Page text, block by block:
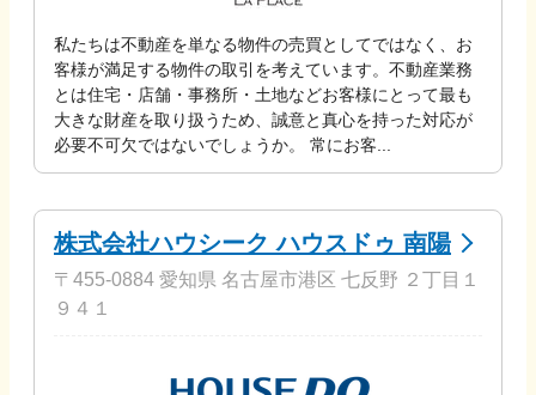
私たちは不動産を単なる物件の売買としてではなく、お
客様が満足する物件の取引を考えています。不動産業務
とは住宅・店舗・事務所・土地などお客様にとって最も
大きな財産を取り扱うため、誠意と真心を持った対応が
必要不可欠ではないでしょうか。 常にお客...
株式会社ハウシーク ハウスドゥ 南陽
〒455-0884 愛知県 名古屋市港区 七反野 ２丁目１
９４１